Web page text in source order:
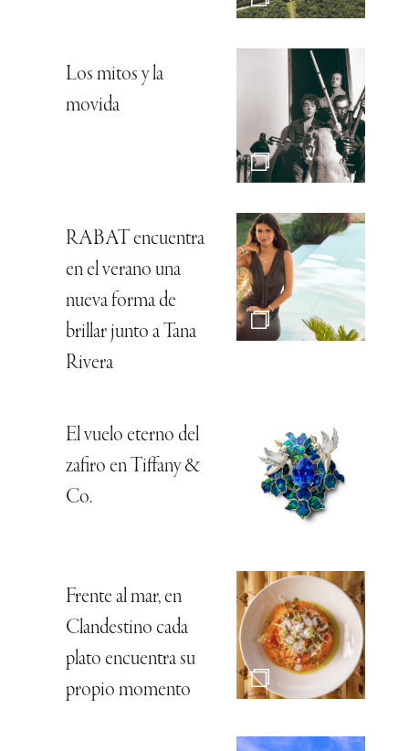
Los mitos y la
movida
RABAT encuentra
en el verano una
nueva forma de
brillar junto a Tana
Rivera
El vuelo eterno del
zafiro en Tiffany &
Co.
Frente al mar, en
Clandestino cada
plato encuentra su
propio momento